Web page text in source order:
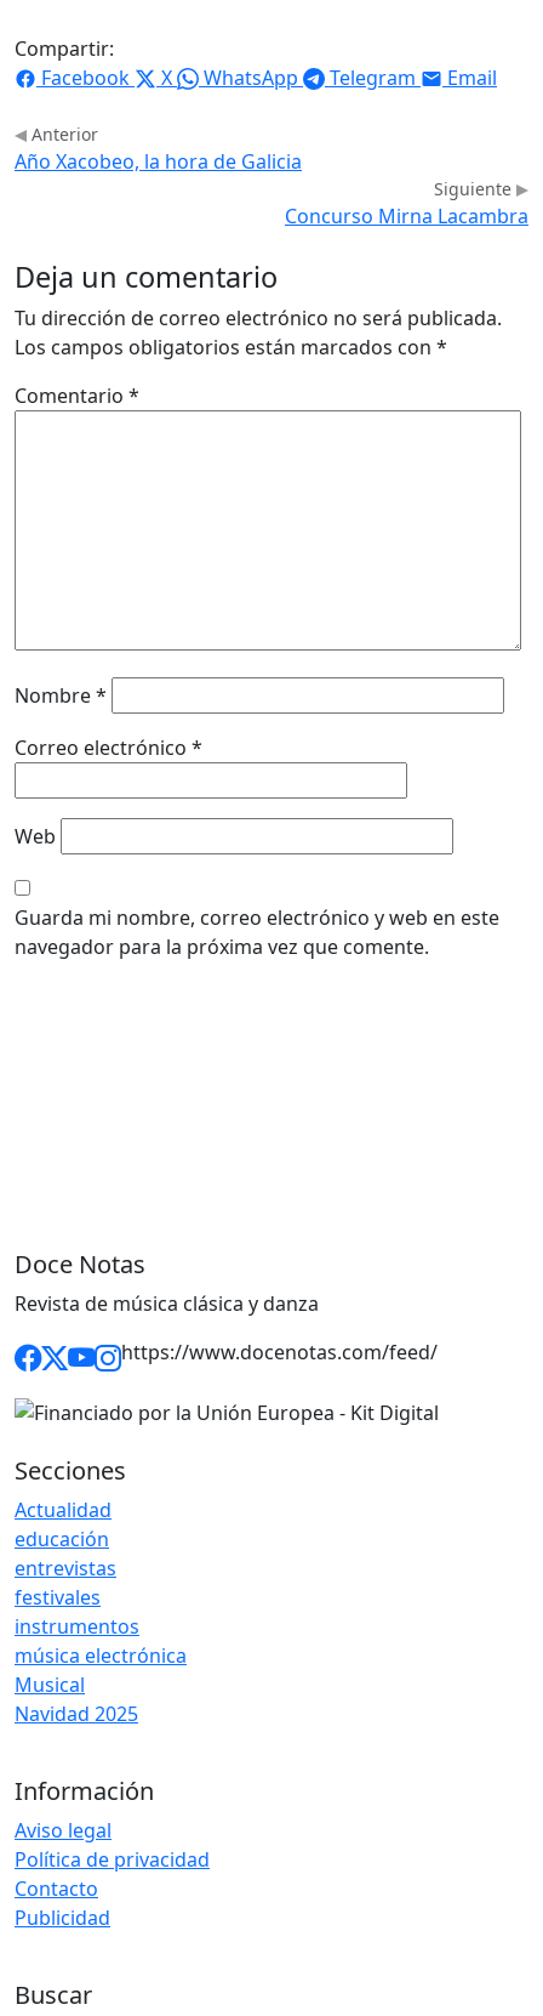
Compartir:
Facebook
X WhatsApp Telegram Email
Anterior
Año Xacobeo, la hora de Galicia
Siguiente
Concurso Mirna Lacambra
Deja un comentario
Tu dirección de correo electrónico no será publicada.
Los campos obligatorios están marcados con *
Comentario *
Nombre*
Correo electrónico *
Web
Guarda mi nombre, correo electrónico y web en este
navegador para la próxima vez que comente.
Doce Notas
Revista de música clásica y danza
https://www.docenotas.com/feed/
Secciones
Actualidad
educación
entrevistas
festivales
instrumentos
música electrónica
Musical
Navidad 2025
Información
Aviso legal
Política de privacidad
Contacto
Publicidad
Buscar